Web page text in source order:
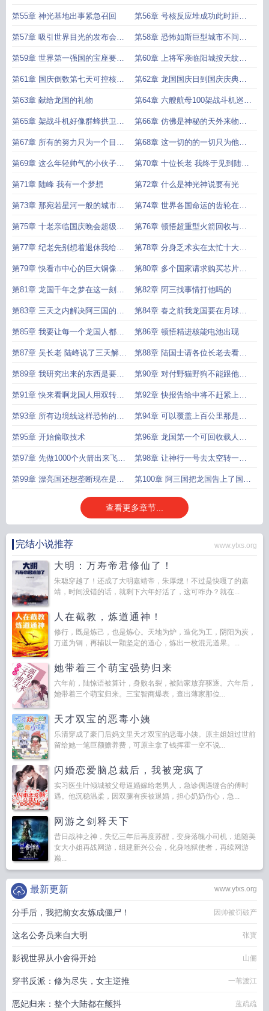
面只有核聚变 险和变数
第55章 神光基地出事紧急召回 第56章 号核反应堆成功此时距离
国庆日还有26天
第57章 吸引世界目光的发布会国
士无双
第58章 恐怖如斯巨型城市不间断
用电479年
第59章 世界第一强国的宝座要换
主人了
第60章 上将军亲临阳城按天纹胸
的谋划
第61章 国庆倒数第七天可控核聚
变直接投入使用
第62章 龙国国庆日到国庆庆典开
始
第63章 献给龙国的礼物 第64章 六艘航母100架战斗机巡洋
出动陆峰在哪里
第65章 架战斗机好像群蜂拱卫着
巨大的蜂王
第66章 仿佛是神秘的天外来物带
来夸张的视觉冲击力
第67章 所有的努力只为一个目标
龙国在世界上挺胸站起来
第68章 这一切的的一切只为他一
人神芯神光发明者现身
第69章 这么年轻帅气的小伙子是
助手吧一定是
第70章 十位长老 我终于见到陆峰
你本人了好激动
第71章 陆峰 我有一个梦想 第72章 什么是神光神说要有光
第73章 那宛若星河一般的城市从
此以后我的偶像只有陆峰
第74章 世界各国命运的齿轮在这
一刻开始转动
第75章 十老亲临国庆晚会超级重
量级人物到场
第76章 顿悟超重型火箭回收与制
造
第77章 纪老先别想着退休我给你
说个事
第78章 分身乏术实在太忙十大长
老有请
第79章 快看市中心的巨大铜像是
不是咱们儿子陆峰
第80章 多个国家请求购买芯片卖
不卖一年躺赚百亿
第81章 龙国千年之梦在这一刻启
动登月去那嫦娥之所
第82章 阿三找事情打他吗的
第83章 三天之内解决阿三国的问
题神行工程启动
第84章 春之前我龙国要在月球放
烟花
第85章 我要让每一个龙国人都能
去月球
第86章 顿悟精进核能电池出现
第87章 吴长老 陆峰说了三天解决
阿三国这都第三天了
第88章 陆国士请各位长老去看一
个庞然大物
第89章 我研究出来的东西是要解
决整个问题
第90章 对付野猫野狗不能跟他们
讲人话
第91章 快来看啊龙国人用双转子
直升机送来了一根柱子
第92章 快报告给中将不赶紧上报
魔笛总统
第93章 所有边境线这样恐怖的激
光白塔几乎无限
第94章 可以覆盖上百公里那是上
帝的惩罚之手
第95章 开始偷取技术 第96章 龙国第一个可回收载人航
天器你竟然说不好看
第97章 先做1000个火箭出来飞一
飞吧
第98章 让神行一号去太空转一圈
再回来
第99章 漂亮国还想垄断现在是我 第100章 阿三国把龙国告上了国际
法庭他们挑起了战争
查看更多章节...
完结小说推荐 www.ytxs.org
大明：万寿帝君修仙了！
朱聪穿越了！还成了大明嘉靖帝，朱厚熜！不过是快嘎了的嘉
靖，时间没错的话，就剩下六年好活了，这可咋办？就在...
人在截教，炼道通神！
修行，既是炼己，也是炼心。天地为炉，造化为工，阴阳为炭，
万道为铜，再辅以一颗坚定的道心，炼出一枚混元道果。...
她带着三个萌宝强势归来
六年前，陆惊语被算计，身败名裂，被陆家放弃驱逐。六年后，
她带着三个萌宝归来。三宝智商爆表，查出薄家那位...
天才双宝的恶毒小姨
乐清穿成了豪门后妈文里天才双宝的恶毒小姨。原主姐姐过世前
留给她一笔巨额赡养费，可原主拿了钱挥霍一空不说...
闪婚恋爱脑总裁后，我被宠疯了
实习医生叶倾城被父母逼婚嫁给老男人，急诊偶遇缝合的傅时
遇。他沉稳温柔，因双腿有疾被退婚，担心奶奶伤心，急...
网游之剑释天下
昔日战神之神，失忆三年后再度苏醒，变身落魄小司机，追随美
女大小姐再战网游，组建新兴公会，化身地狱使者，再续网游
巅...
www.ytxs.org
最新更新
分手后，我把前女友炼成僵尸！ 因帅被罚破产
这名公务员来自大明 张寳
影视世界从小舍得开始 山俪
穿书反派：修为尽失，女主逆推 一苇渡江
恶妃归来：整个大陆都在颤抖 蓝疏疏